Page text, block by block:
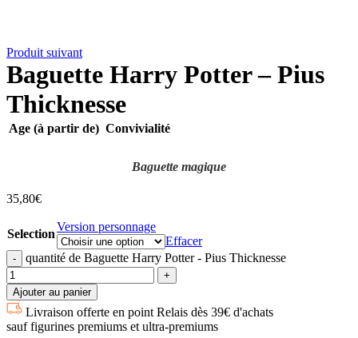
Produit suivant
Baguette Harry Potter – Pius
Thicknesse
Age (à partir de) Convivialité
Baguette magique
35,80€
Selection
Version personnage
Effacer
quantité de Baguette Harry Potter - Pius Thicknesse
Ajouter au panier
Livraison offerte en point Relais dès 39€ d'achats
sauf figurines premiums et ultra-premiums